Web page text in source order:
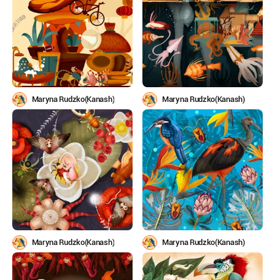
Maryna Rudzko(Kanash) Maryna Rudzko(Kanash)
Maryna Rudzko(Kanash) Maryna Rudzko(Kanash)